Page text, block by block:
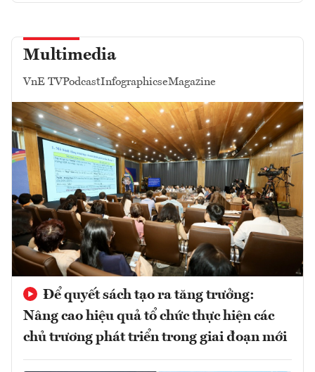
Multimedia
VnE TVPodcastInfographicseMagazine
Để quyết sách tạo ra tăng trưởng:
Nâng cao hiệu quả tổ chức thực hiện các
chủ trương phát triển trong giai đoạn mới